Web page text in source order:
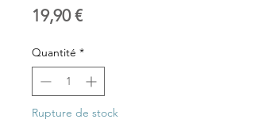
19,90 €Prix
Quantité *
Rupture de stock